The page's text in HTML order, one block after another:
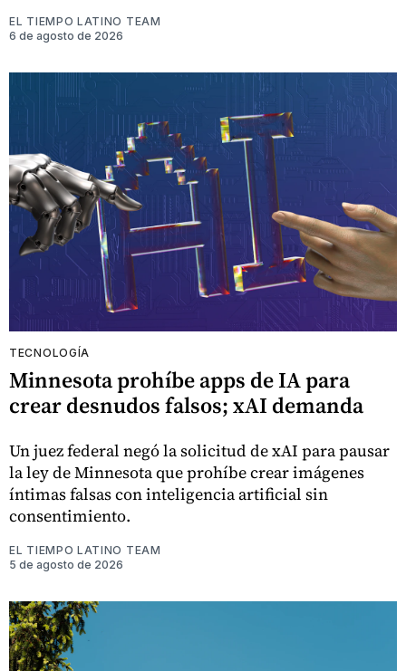
EL TIEMPO LATINO TEAM
6 de agosto de 2026
TECNOLOGÍA
Minnesota prohíbe apps de IA para
crear desnudos falsos; xAI demanda
Un juez federal negó la solicitud de xAI para pausar
la ley de Minnesota que prohíbe crear imágenes
íntimas falsas con inteligencia artificial sin
consentimiento.
EL TIEMPO LATINO TEAM
5 de agosto de 2026